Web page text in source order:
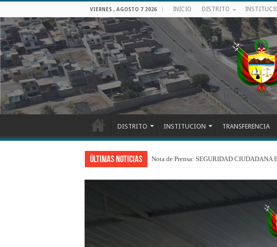
VIERNES , AGOSTO 7 2026 INICIO DISTRITO
DISTRITO INSTITUCION TRANSFERENCIA
Últimas Noticias Nota de Prensa: SEGURIDAD CIUDADANA